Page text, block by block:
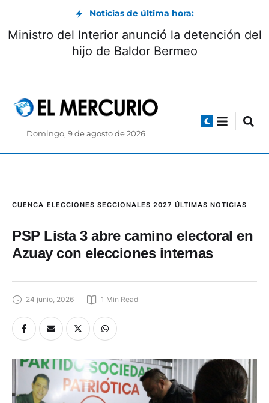
Noticias de última hora:
Ministro del Interior anunció la detención del
hijo de Baldor Bermeo
Domingo, 9 de agosto de 2026
CUENCA ELECCIONES SECCIONALES 2027 ÚLTIMAS NOTICIAS
PSP Lista 3 abre camino electoral en
Azuay con elecciones internas
24 junio, 2026 1 Min Read